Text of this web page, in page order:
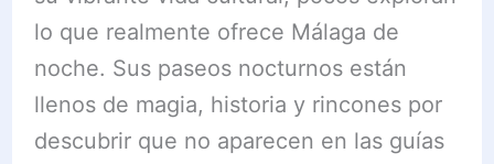
lo que realmente ofrece Málaga de
noche. Sus paseos nocturnos están
llenos de magia, historia y rincones por
descubrir que no aparecen en las guías